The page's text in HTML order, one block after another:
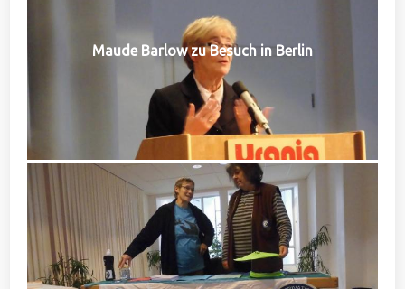
Maude Barlow zu Besuch in Berlin